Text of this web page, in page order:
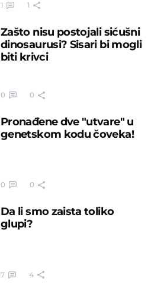
1 1
Zašto nisu postojali sićušni
dinosaurusi? Sisari bi mogli
biti krivci
0 0
Pronađene dve "utvare" u
genetskom kodu čoveka!
0 0
Da li smo zaista toliko
glupi?
7 4